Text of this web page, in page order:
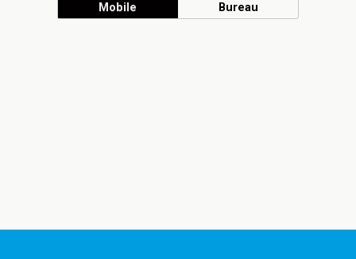
Mobile Bureau